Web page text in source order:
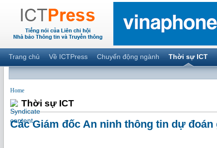
Trang chủ Về ICTPress Chuyển động ngành Thời sự ICT
Home
Thời sự ICT
Các Giám đốc An ninh thông tin dự đoán